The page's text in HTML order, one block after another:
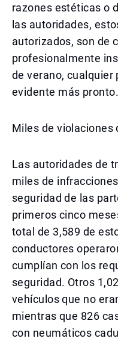
razones estéticas o
las autoridades,
autorizados, son de
profesionalmente
de verano, cualquier
evidente más pronto.
Miles de violaciones
Las autoridades de
miles de
seguridad de las
primeros cinco
total de 3,589 de
conductores
cumplían con los
seguridad. Otros
vehículos que no
mientras que 826
con neumáticos